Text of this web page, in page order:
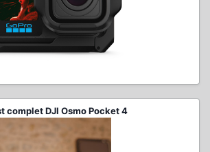
complet DJI Osmo Pocket 4